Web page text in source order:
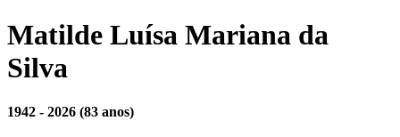
Matilde Luísa Mariana da
Silva
1942 - 2026 (83 anos)